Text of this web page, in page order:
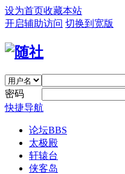
设为首页收藏本站
开启辅助访问 切换到宽版
密码
快捷导航
论坛BBS
太极殿
轩辕台
侠客岛